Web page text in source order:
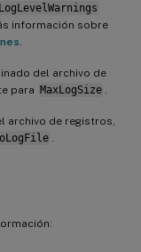
LogLevelWarnings
información sobre
del archivo de
para MaxLogSize
archivo de registros,